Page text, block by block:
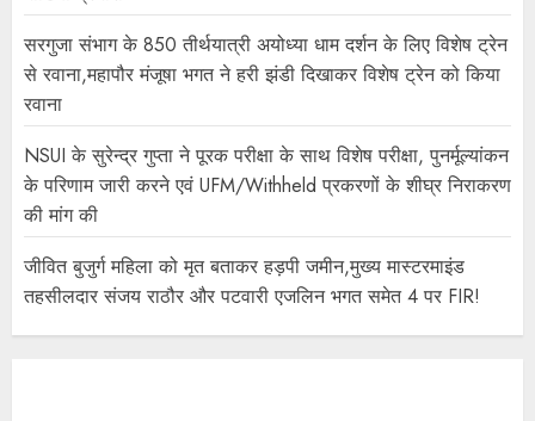
सरगुजा संभाग के 850 तीर्थयात्री अयोध्या धाम दर्शन के लिए विशेष ट्रेन
से रवाना,महापौर मंजूषा भगत ने हरी झंडी दिखाकर विशेष ट्रेन को किया
रवाना
NSUI के सुरेन्द्र गुप्ता ने पूरक परीक्षा के साथ विशेष परीक्षा, पुनर्मूल्यांकन
के परिणाम जारी करने एवं UFM/Withheld प्रकरणों के शीघ्र निराकरण
की मांग की
जीवित बुजुर्ग महिला को मृत बताकर हड़पी जमीन,मुख्य मास्टरमाइंड
तहसीलदार संजय राठौर और पटवारी एजलिन भगत समेत 4 पर FIR!